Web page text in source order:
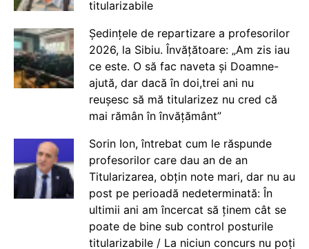
titularizabile
Ședințele de repartizare a profesorilor
2026, la Sibiu. Învățătoare: „Am zis iau
ce este. O să fac naveta și Doamne-
ajută, dar dacă în doi,trei ani nu
reușesc să mă titularizez nu cred că
mai rămân în învățământ”
Sorin Ion, întrebat cum le răspunde
profesorilor care dau an de an
Titularizarea, obțin note mari, dar nu au
post pe perioadă nedeterminată: În
ultimii ani am încercat să ținem cât se
poate de bine sub control posturile
titularizabile / La niciun concurs nu poți